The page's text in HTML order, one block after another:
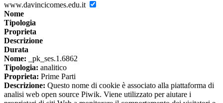
www.davincicomes.edu.it
Nome
Tipologia
Proprieta
Descrizione
Durata
Nome: _pk_ses.1.6862
Tipologia: analitico
Proprieta: Prime Parti
Descrizione: Questo nome di cookie è associato alla piattaforma di
analisi web open source Piwik. Viene utilizzato per aiutare i